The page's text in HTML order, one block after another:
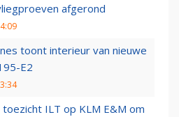
afgerond
toont interieur van nieuwe
E2
ILT op KLM E&M om